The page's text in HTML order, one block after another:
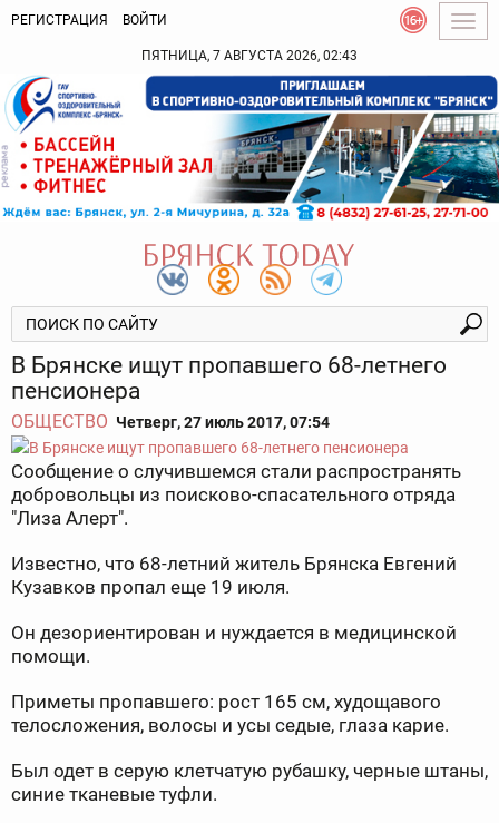
РЕГИСТРАЦИЯ ВОЙТИ
ПЯТНИЦА, 7 АВГУСТА 2026, 02:43
В Брянске ищут пропавшего 68-летнего
пенсионера
ОБЩЕСТВО Четверг, 27 июль 2017, 07:54
Сообщение о случившемся стали распространять
добровольцы из поисково-спасательного отряда
"Лиза Алерт".
Известно, что 68-летний житель Брянска Евгений
Кузавков пропал еще 19 июля.
Он дезориентирован и нуждается в медицинской
помощи.
Приметы пропавшего: рост 165 см, худощавого
телосложения, волосы и усы седые, глаза карие.
Был одет в серую клетчатую рубашку, черные штаны,
синие тканевые туфли.